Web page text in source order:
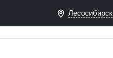
Лесосибирск